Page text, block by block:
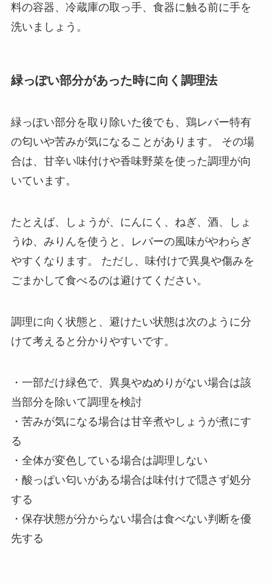
料の容器、冷蔵庫の取っ手、食器に触る前に手を
洗いましょう。
緑っぽい部分があった時に向く調理法
緑っぽい部分を取り除いた後でも、鶏レバー特有
の匂いや苦みが気になることがあります。 その場
合は、甘辛い味付けや香味野菜を使った調理が向
いています。
たとえば、しょうが、にんにく、ねぎ、酒、しょ
うゆ、みりんを使うと、レバーの風味がやわらぎ
やすくなります。 ただし、味付けで異臭や傷みを
ごまかして食べるのは避けてください。
調理に向く状態と、避けたい状態は次のように分
けて考えると分かりやすいです。
・一部だけ緑色で、異臭やぬめりがない場合は該
当部分を除いて調理を検討
・苦みが気になる場合は甘辛煮やしょうが煮にす
る
・全体が変色している場合は調理しない
・酸っぱい匂いがある場合は味付けで隠さず処分
する
・保存状態が分からない場合は食べない判断を優
先する